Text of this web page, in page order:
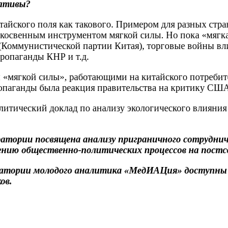
поля как такового. Примером для разных
инструментом мягкой силы. Но пока
партии Китая), торговые войны
КНР и т.д.
силы», работающими на китайского
была реакция правительства на критику
доклад по анализу экологического
посвящена анализу приграничного
общественно-политических процессов на
молодого аналитика «МедИАЦия»